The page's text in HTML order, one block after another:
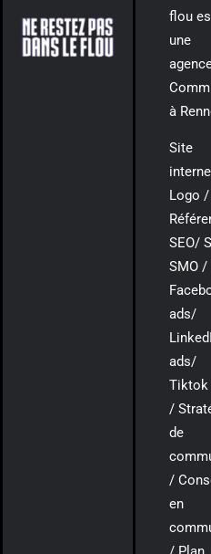
flou
une
à
Site
Logo /
SEO/
SMO /
ads/
ads/
Tiktok
/
de
/
en